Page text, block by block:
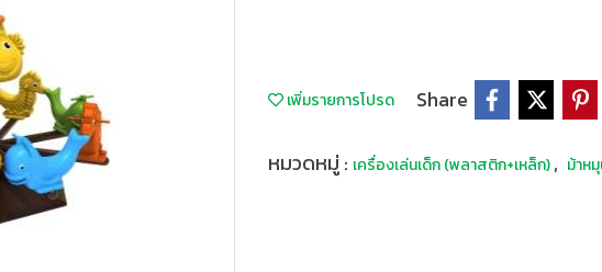
เพิ่มรายการโปรด Share
หมวดหมู่ : เครื่องเล่นเด็ก (พลาสติก+เหล็ก), ม้าห